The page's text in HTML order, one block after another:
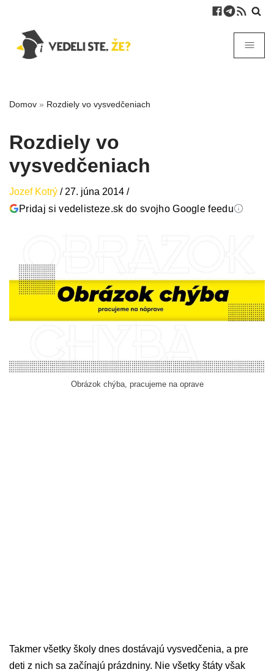
Domov » Rozdiely vo vysvedčeniach
Rozdiely vo
vysvedčeniach
Jozef Kotrý / 27. júna 2014 /
Pridaj si vedelisteze.sk do svojho Google feedu
Obrázok chýba, pracujeme na oprave
Takmer všetky školy dnes dostávajú vysvedčenia, a pre
deti z nich sa začínajú prázdniny. Nie všetky štáty však